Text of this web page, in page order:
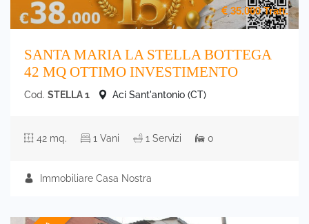
35.000 Tratt.
SANTA MARIA LA STELLA BOTTEGA
42 MQ OTTIMO INVESTIMENTO
Cod. STELLA 1 Aci Sant'antonio (CT)
42 mq. 1 Vani 1 Servizi 0
Immobiliare Casa Nostra